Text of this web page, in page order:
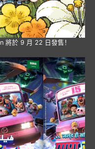
將於 9 月 22 日發售！